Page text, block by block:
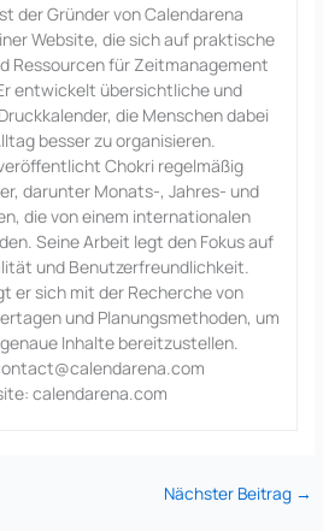
der Gründer von Calendarena
Website, die sich auf praktische
Ressourcen für Zeitmanagement
entwickelt übersichtliche und
die Menschen dabei
besser zu organisieren.
Chokri regelmäßig
darunter Monats-, Jahres- und
die von einem internationalen
Seine Arbeit legt den Fokus auf
und Benutzerfreundlichkeit.
er sich mit der Recherche von
und Planungsmethoden, um
Inhalte bereitzustellen.
calendarena.com
Nächster Beitrag →